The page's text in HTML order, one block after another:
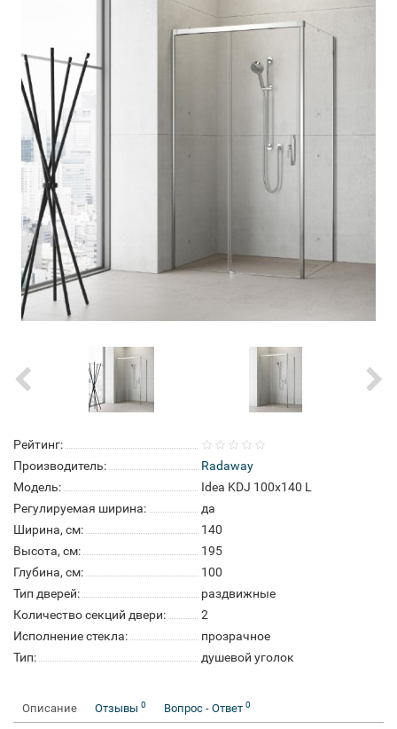
Рейтинг:
Производитель:
Radaway
Модель:
Idea KDJ 100x140 L
Регулируемая ширина:
да
Ширина, см:
140
Высота, см:
195
Глубина, см:
100
Тип дверей:
раздвижные
Количество секций двери:
2
Исполнение стекла:
прозрачное
Тип:
душевой уголок
Описание Отзывы 0 Вопрос - Ответ 0